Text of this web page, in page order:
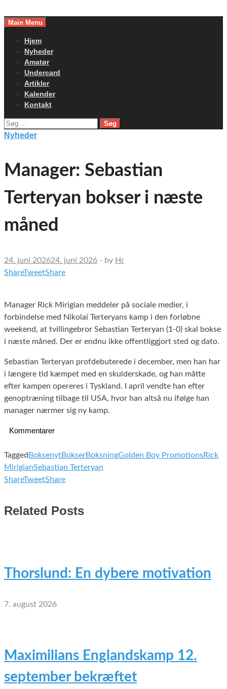
toMain Menu
Hjem
Nyheder
Amatør
Undercard
Artikler
Kalender
Kontakt
Søg
efter:
Nyheder
Manager: Sebastian
Terteryan bokser i næste
måned
24. juni 202624. juni 2026 - by Hr
ShareTweetShare
Manager Rick Mirigian meddeler på sociale medier, i
forbindelse med Nikolai Terteryans kamp i den forløbne
weekend, at tvillingebror Sebastian Terteryan (1-0) skal bokse
i næste måned. Der er endnu ikke offentliggjort sted og dato.
Sebastian Terteryan profdebuterede i december, men han har
i længere tid kæmpet med en skulderskade, og han måtte
efter kampen opereres i Tyskland. I april vendte han efter
genoptræning tilbage til USA, hvor han altså nu ifølge han
manager nærmer sig ny kamp.
Kommentarer
Tagged BoksenytBokserBoksningGolden Boy PromotionsRick
MirigianSebastian Terteryan
ShareTweetShare
Related Posts
Thorslund: En dybere motivation
7. august 2026
Maximilians Englandskamp 12.
september bekræftet